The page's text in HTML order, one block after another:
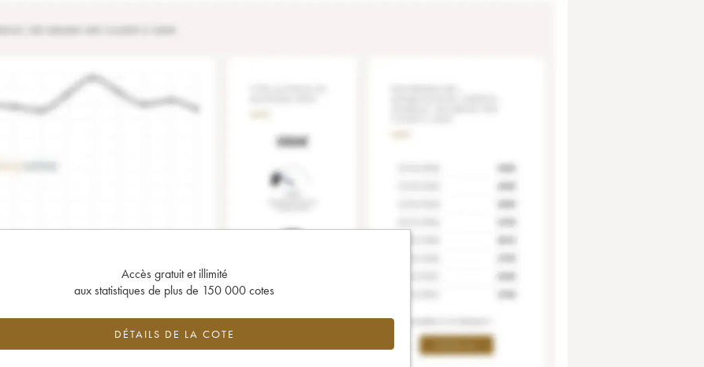
Accès gratuit et illimité
aux statistiques de plus de 150 000 cotes
DÉTAILS DE LA COTE